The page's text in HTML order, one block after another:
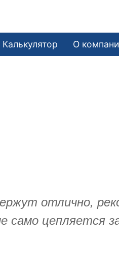
Калькулятор О
отлично,
цепляется